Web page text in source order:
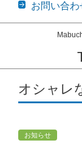
お問い合わ
コンテンツに移動
オシャレ
お知らせ